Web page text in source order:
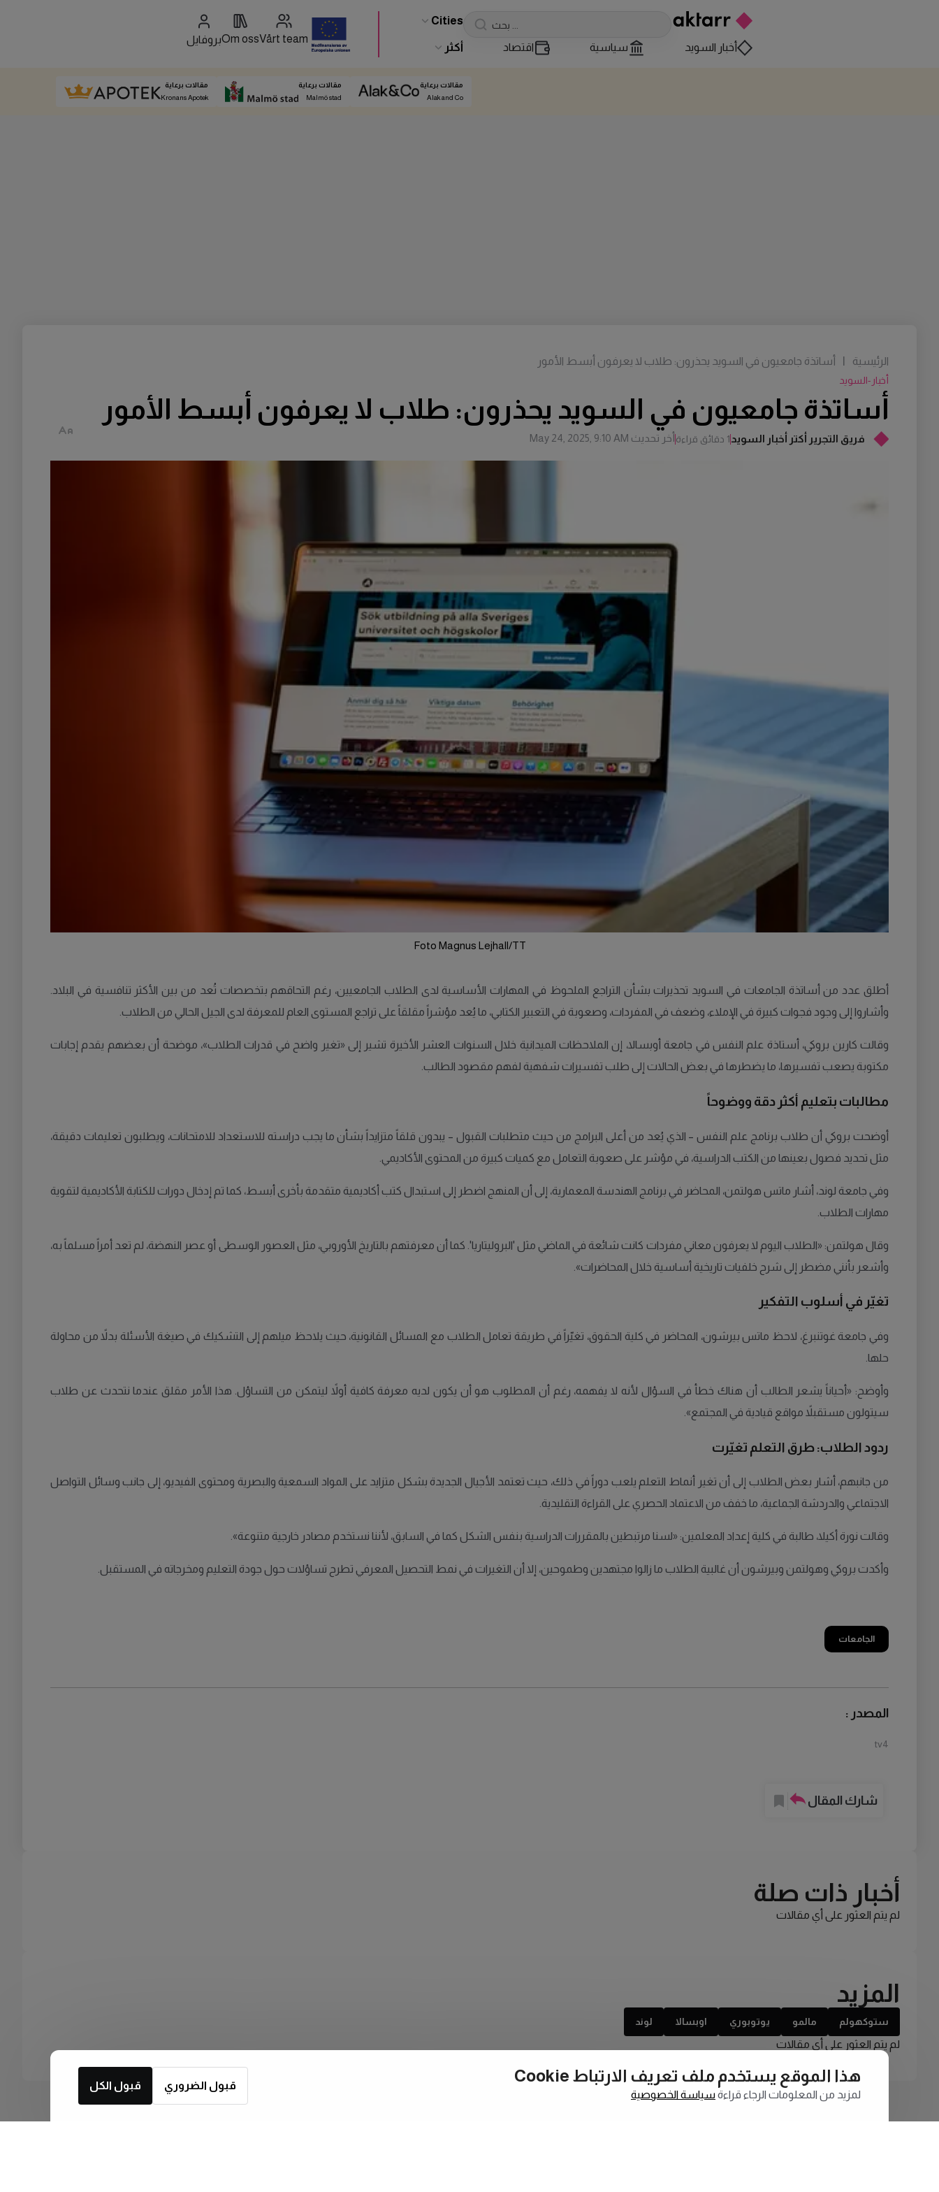
Cities
أخبار السويد سياسية اقتصاد أكثر
Vårt team
Om ossبروفايل
مقالات برعاية
Alak and Co
مقالات برعاية
Malmö stad
مقالات برعاية
Kronans Apotek
فريق التجرير أكتر أخبار السويد1 دقائق قراءة أخر تحديث May 24, 2025, 9:10 AM
أساتذة جامعيون في السويد يحذرون: طلاب لا يعرفون أبسط الأمور
أخبار-السويد
الرئيسية | أساتذة جامعيون في السويد يحذرون: طلاب لا يعرفون أبسط الأمور
Foto Magnus Lejhall/TT
أطلق عدد من أساتذة الجامعات في السويد تحذيرات بشأن التراجع الملحوظ في المهارات الأساسية لدى الطلاب الجامعيين، رغم التحاقهم بتخصصات تُعد من بين الأكثر تنافسية في البلاد.
وأشاروا إلى وجود فجوات كبيرة في الإملاء، وضعف في المفردات، وصعوبة في التعبير الكتابي، ما يُعد مؤشراً مقلقاً على تراجع المستوى العام للمعرفة لدى الجيل الحالي من الطلاب.
وقالت كارين بروكي، أستاذة علم النفس في جامعة أوبسالا، إن الملاحظات الميدانية خلال السنوات العشر الأخيرة تشير إلى «تغير واضح في قدرات الطلاب»، موضحة أن بعضهم يقدم إجابات
مكتوبة يصعب تفسيرها، ما يضطرها في بعض الحالات إلى طلب تفسيرات شفهية لفهم مقصود الطالب.
مطالبات بتعليم أكثر دقة ووضوحاً
أوضحت بروكي أن طلاب برنامج علم النفس – الذي يُعد من أعلى البرامج من حيث متطلبات القبول – يبدون قلقاً متزايداً بشأن ما يجب دراسته للاستعداد للامتحانات، ويطلبون تعليمات دقيقة،
مثل تحديد فصول بعينها من الكتب الدراسية، في مؤشر على صعوبة التعامل مع كميات كبيرة من المحتوى الأكاديمي.
وفي جامعة لوند، أشار ماتس هولتمن، المحاضر في برنامج الهندسة المعمارية، إلى أن المنهج اضطر إلى استبدال كتب أكاديمية متقدمة بأخرى أبسط، كما تم إدخال دورات للكتابة الأكاديمية لتقوية
مهارات الطلاب.
وقال هولتمن: «الطلاب اليوم لا يعرفون معاني مفردات كانت شائعة في الماضي مثل 'البروليتاريا'. كما أن معرفتهم بالتاريخ الأوروبي، مثل العصور الوسطى أو عصر النهضة، لم تعد أمراً مسلماً به،
وأشعر بأنني مضطر إلى شرح خلفيات تاريخية أساسية خلال المحاضرات».
تغيّر في أسلوب التفكير
وفي جامعة غوتنبرغ، لاحظ ماتس بيرشون، المحاضر في كلية الحقوق، تغيّراً في طريقة تعامل الطلاب مع المسائل القانونية، حيث يلاحظ ميلهم إلى التشكيك في صيغة الأسئلة بدلاً من محاولة
حلها.
وأوضح: «أحياناً يشعر الطالب أن هناك خطأ في السؤال لأنه لا يفهمه، رغم أن المطلوب هو أن يكون لديه معرفة كافية أولاً ليتمكن من التساؤل. هذا الأمر مقلق عندما نتحدث عن طلاب
سيتولون مستقبلاً مواقع قيادية في المجتمع».
ردود الطلاب: طرق التعلم تغيّرت
من جانبهم، أشار بعض الطلاب إلى أن تغير أنماط التعلم يلعب دوراً في ذلك، حيث تعتمد الأجيال الجديدة بشكل متزايد على المواد السمعية والبصرية ومحتوى الفيديو، إلى جانب وسائل التواصل
الاجتماعي والدردشة الجماعية، ما خفف من الاعتماد الحصري على القراءة التقليدية.
وقالت نورة أكيلا، طالبة في كلية إعداد المعلمين: «لسنا مرتبطين بالمقررات الدراسية بنفس الشكل كما في السابق، لأننا نستخدم مصادر خارجية متنوعة».
وأكدت بروكي وهولتمن وبيرشون أن غالبية الطلاب ما زالوا مجتهدين وطموحين، إلا أن التغيرات في نمط التحصيل المعرفي تطرح تساؤلات حول جودة التعليم ومخرجاته في المستقبل.
الجامعات
المصدر :
tv4
شارك المقال
أخبار ذات صلة
لم يتم العثور على أي مقالات
المزيد
ستوكهولم مالمو يوتوبوري اوبسالا لوند
لم يتم العثور على أي مقالات
هذا الموقع يستخدم ملف تعريف الارتباط Cookie
لمزيد من المعلومات الرجاء قراءة سياسة الخصوصية
قبول الكل قبول الضروري